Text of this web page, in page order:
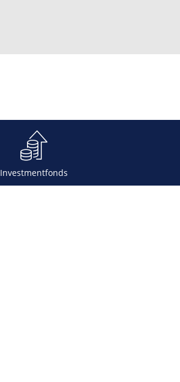
Investmentfonds